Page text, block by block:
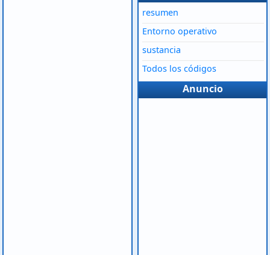
resumen
Entorno operativo
sustancia
Todos los códigos
Anuncio